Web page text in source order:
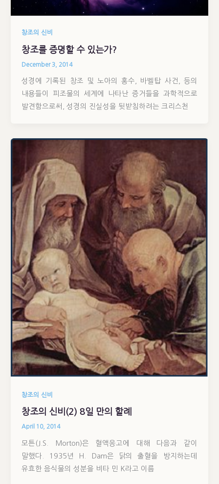
창조의 신비
창조를 증명할 수 있는가?
December 3, 2014
성경에 기록된 창조 및 노아의 홍수, 바벨탑 사건, 등의
내용들이 피조물의 세계에 나타난 증거들을 과학적으로
발견함으로써, 성경의 진실성을 뒷받침하려는 크리스천
창조의 신비
창조의 신비(2) 8일 만의 할례
April 10, 2014
모튼(J.S. Morton)은 혈액응고에 대해 다음과 같이
말했다. 1935년 H. Dam은 닭의 출혈을 방지하는데
유효한 음식물의 성분을 비타 민 K라고 이름